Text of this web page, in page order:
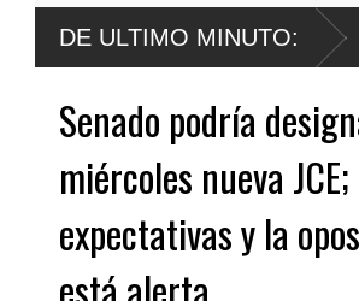
DE ULTIMO MINUTO:
nuestro empeño de transformar la Policía”, y
Senado podría
miércoles nueva
expectativas y la
está alerta